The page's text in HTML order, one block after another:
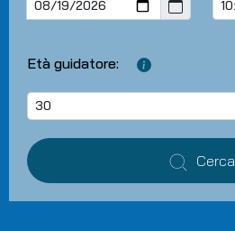
Età guidatore:
Cerca